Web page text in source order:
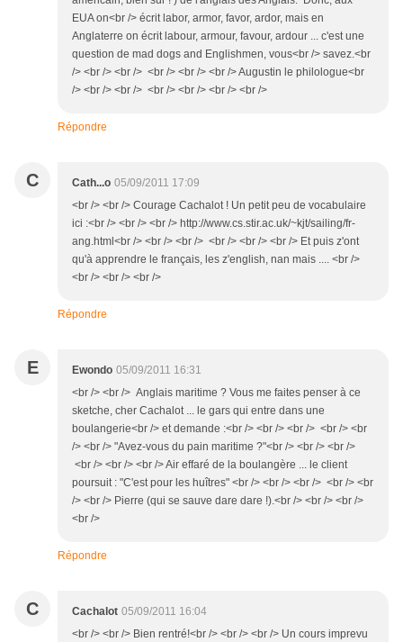
EUA on<br /> écrit labor, armor, favor, ardor, mais en
Anglaterre on écrit labour, armour, favour, ardour ... c'est une
question de mad dogs and Englishmen, vous<br /> savez.<br
/> <br /> <br /> <br /> <br /> <br /> Augustin le philologue<br
/> <br /> <br /> <br /> <br /> <br /> <br />
Répondre
C Cath...o 05/09/2011 17:09
<br /> <br /> Courage Cachalot ! Un petit peu de vocabulaire
ici :<br /> <br /> <br /> http://www.cs.stir.ac.uk/~kjt/sailing/fr-
ang.html<br /> <br /> <br /> <br /> <br /> <br /> Et puis z'ont
qu'à apprendre le français, les z'english, nan mais .... <br />
<br /> <br /> <br />
Répondre
E Ewondo 05/09/2011 16:31
<br /> <br /> Anglais maritime ? Vous me faites penser à ce
sketche, cher Cachalot ... le gars qui entre dans une
boulangerie<br /> et demande :<br /> <br /> <br /> <br /> <br
/> <br /> "Avez-vous du pain maritime ?"<br /> <br /> <br />
<br /> <br /> <br /> Air effaré de la boulangère ... le client
poursuit : "C'est pour les huîtres" <br /> <br /> <br /> <br /> <br
/> <br /> Pierre (qui se sauve dare dare !).<br /> <br /> <br />
<br />
Répondre
C Cachalot 05/09/2011 16:04
<br /> <br /> Bien rentré!<br /> <br /> <br /> Un cours imprevu